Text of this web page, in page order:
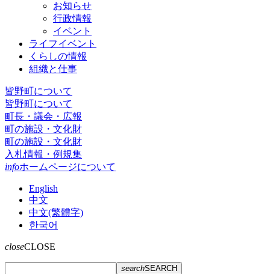
お知らせ
行政情報
イベント
ライフイベント
くらしの情報
組織と仕事
皆野町について
皆野町について
町長・議会・広報
町の施設・文化財
町の施設・文化財
入札情報・例規集
infoホームページについて
English
中文
中文(繁體字)
한국어
closeCLOSE
searchSEARCH